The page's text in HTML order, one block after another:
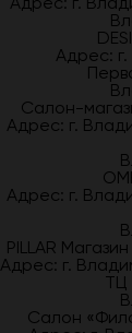
Адрес: г.
Салон-
Адрес: г.
Адрес: г.
PILLAR
Адрес: г.
ТЦ
Салон